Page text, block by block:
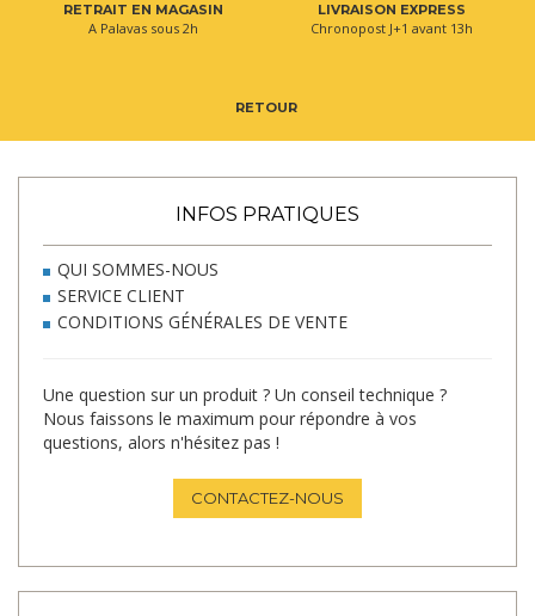
RETRAIT EN MAGASIN
A Palavas sous 2h
LIVRAISON EXPRESS
Chronopost J+1 avant 13h
RETOUR
INFOS PRATIQUES
QUI SOMMES-NOUS
SERVICE CLIENT
CONDITIONS GÉNÉRALES DE VENTE
Une question sur un produit ? Un conseil technique ?
Nous faissons le maximum pour répondre à vos
questions, alors n'hésitez pas !
CONTACTEZ-NOUS